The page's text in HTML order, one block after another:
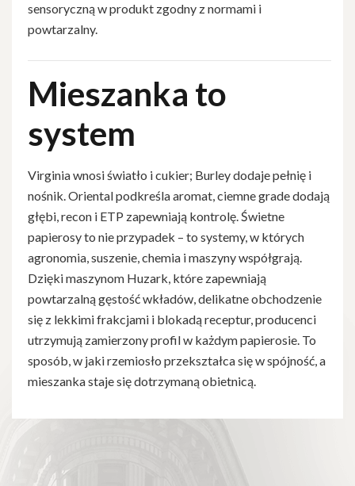
sensoryczną w produkt zgodny z normami i
powtarzalny.
Mieszanka to
system
Virginia wnosi światło i cukier; Burley dodaje pełnię i
nośnik. Oriental podkreśla aromat, ciemne grade dodają
głębi, recon i ETP zapewniają kontrolę. Świetne
papierosy to nie przypadek – to systemy, w których
agronomia, suszenie, chemia i maszyny współgrają.
Dzięki maszynom Huzark, które zapewniają
powtarzalną gęstość wkładów, delikatne obchodzenie
się z lekkimi frakcjami i blokadą receptur, producenci
utrzymują zamierzony profil w każdym papierosie. To
sposób, w jaki rzemiosło przekształca się w spójność, a
mieszanka staje się dotrzymaną obietnicą.